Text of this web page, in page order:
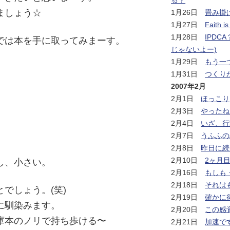
しょう☆
本を手に取ってみまーす。
小さい。
でしょう。(笑)
染みます。
本のノリで持ち歩ける〜
1月26日畳み掛
1月27日 Faith
1月28日 IPDCA
じゃないよー)
1月29日
もう一
1月31日つくり
2007年2月
2月1日ほっこり
2月3日やった
2月4日 いざ、
2月7日
うふふ
2月8日昨日に
2月10日2ヶ月
2月16日
もしも
2月18日 それは
2月19日確かに
2月20日 この感
2月21日 加速で